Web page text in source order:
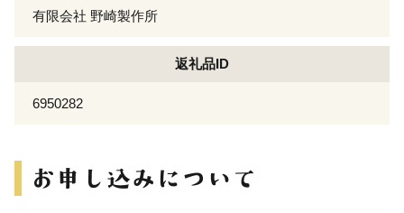
有限会社 野崎製作所
返礼品ID
6950282